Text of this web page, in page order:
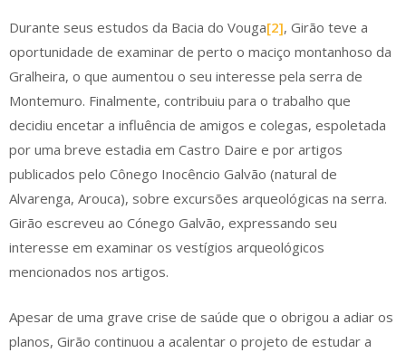
Durante seus estudos da Bacia do Vouga[2], Girão teve a
oportunidade de examinar de perto o maciço montanhoso da
Gralheira, o que aumentou o seu interesse pela serra de
Montemuro. ​Finalmente, contribuiu para o trabalho que
decidiu encetar a influência de amigos e colegas, espoletada
por uma breve estadia em Castro Daire e por artigos
publicados pelo Cônego Inocêncio Galvão (natural de
Alvarenga, Arouca), sobre excursões arqueológicas na serra.
Girão escreveu ao Cónego Galvão, expressando seu
interesse em examinar os vestígios arqueológicos
mencionados nos artigos.
Apesar de uma grave crise de saúde que o obrigou a adiar os
planos, Girão continuou a acalentar o projeto de estudar a